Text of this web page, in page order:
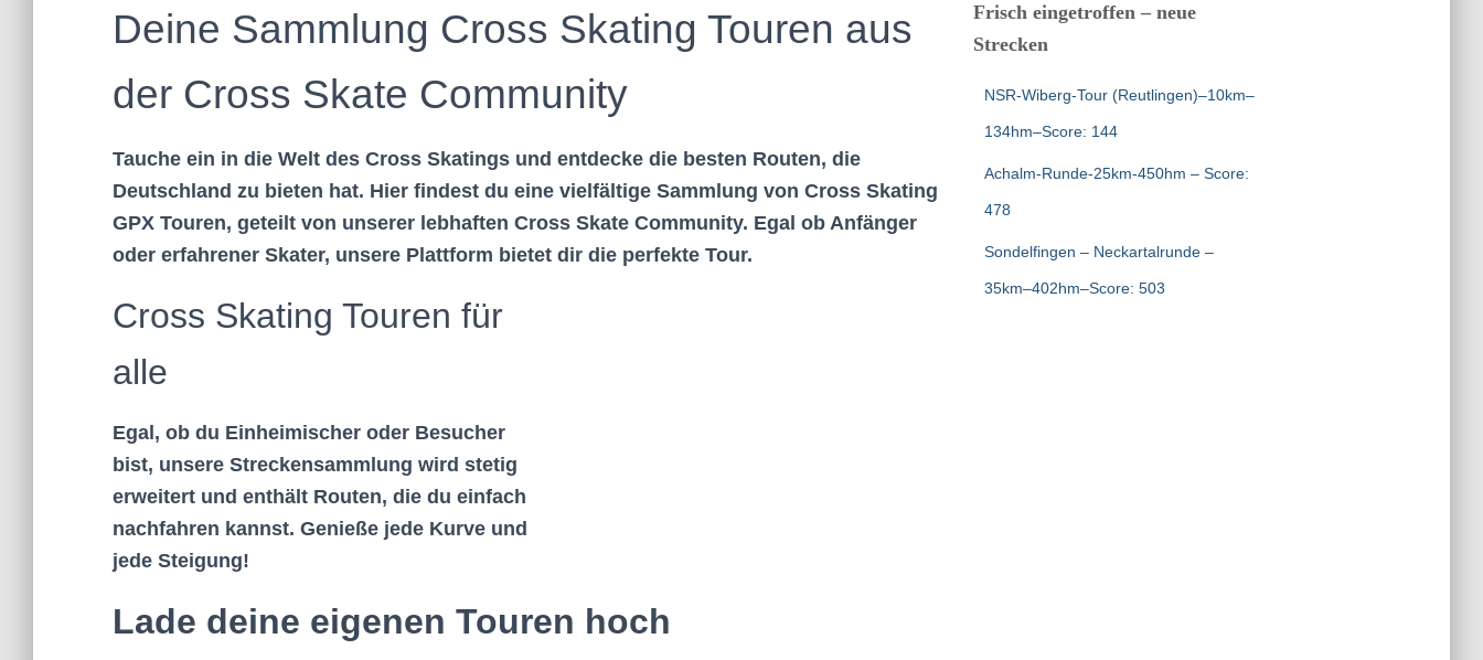
Deine Sammlung Cross Skating Touren aus
der Cross Skate Community
Tauche ein in die Welt des Cross Skatings und entdecke die besten Routen, die
Deutschland zu bieten hat. Hier findest du eine vielfältige Sammlung von Cross Skating
GPX Touren, geteilt von unserer lebhaften Cross Skate Community. Egal ob Anfänger
oder erfahrener Skater, unsere Plattform bietet dir die perfekte Tour.
Cross Skating Touren für
alle
Egal, ob du Einheimischer oder Besucher
bist, unsere Streckensammlung wird stetig
erweitert und enthält Routen, die du einfach
nachfahren kannst. Genieße jede Kurve und
jede Steigung!
Lade deine eigenen Touren hoch
Frisch eingetroffen – neue
Strecken
NSR-Wiberg-Tour (Reutlingen)–10km–
134hm–Score: 144
Achalm-Runde-25km-450hm – Score:
478
Sondelfingen – Neckartalrunde –
35km–402hm–Score: 503